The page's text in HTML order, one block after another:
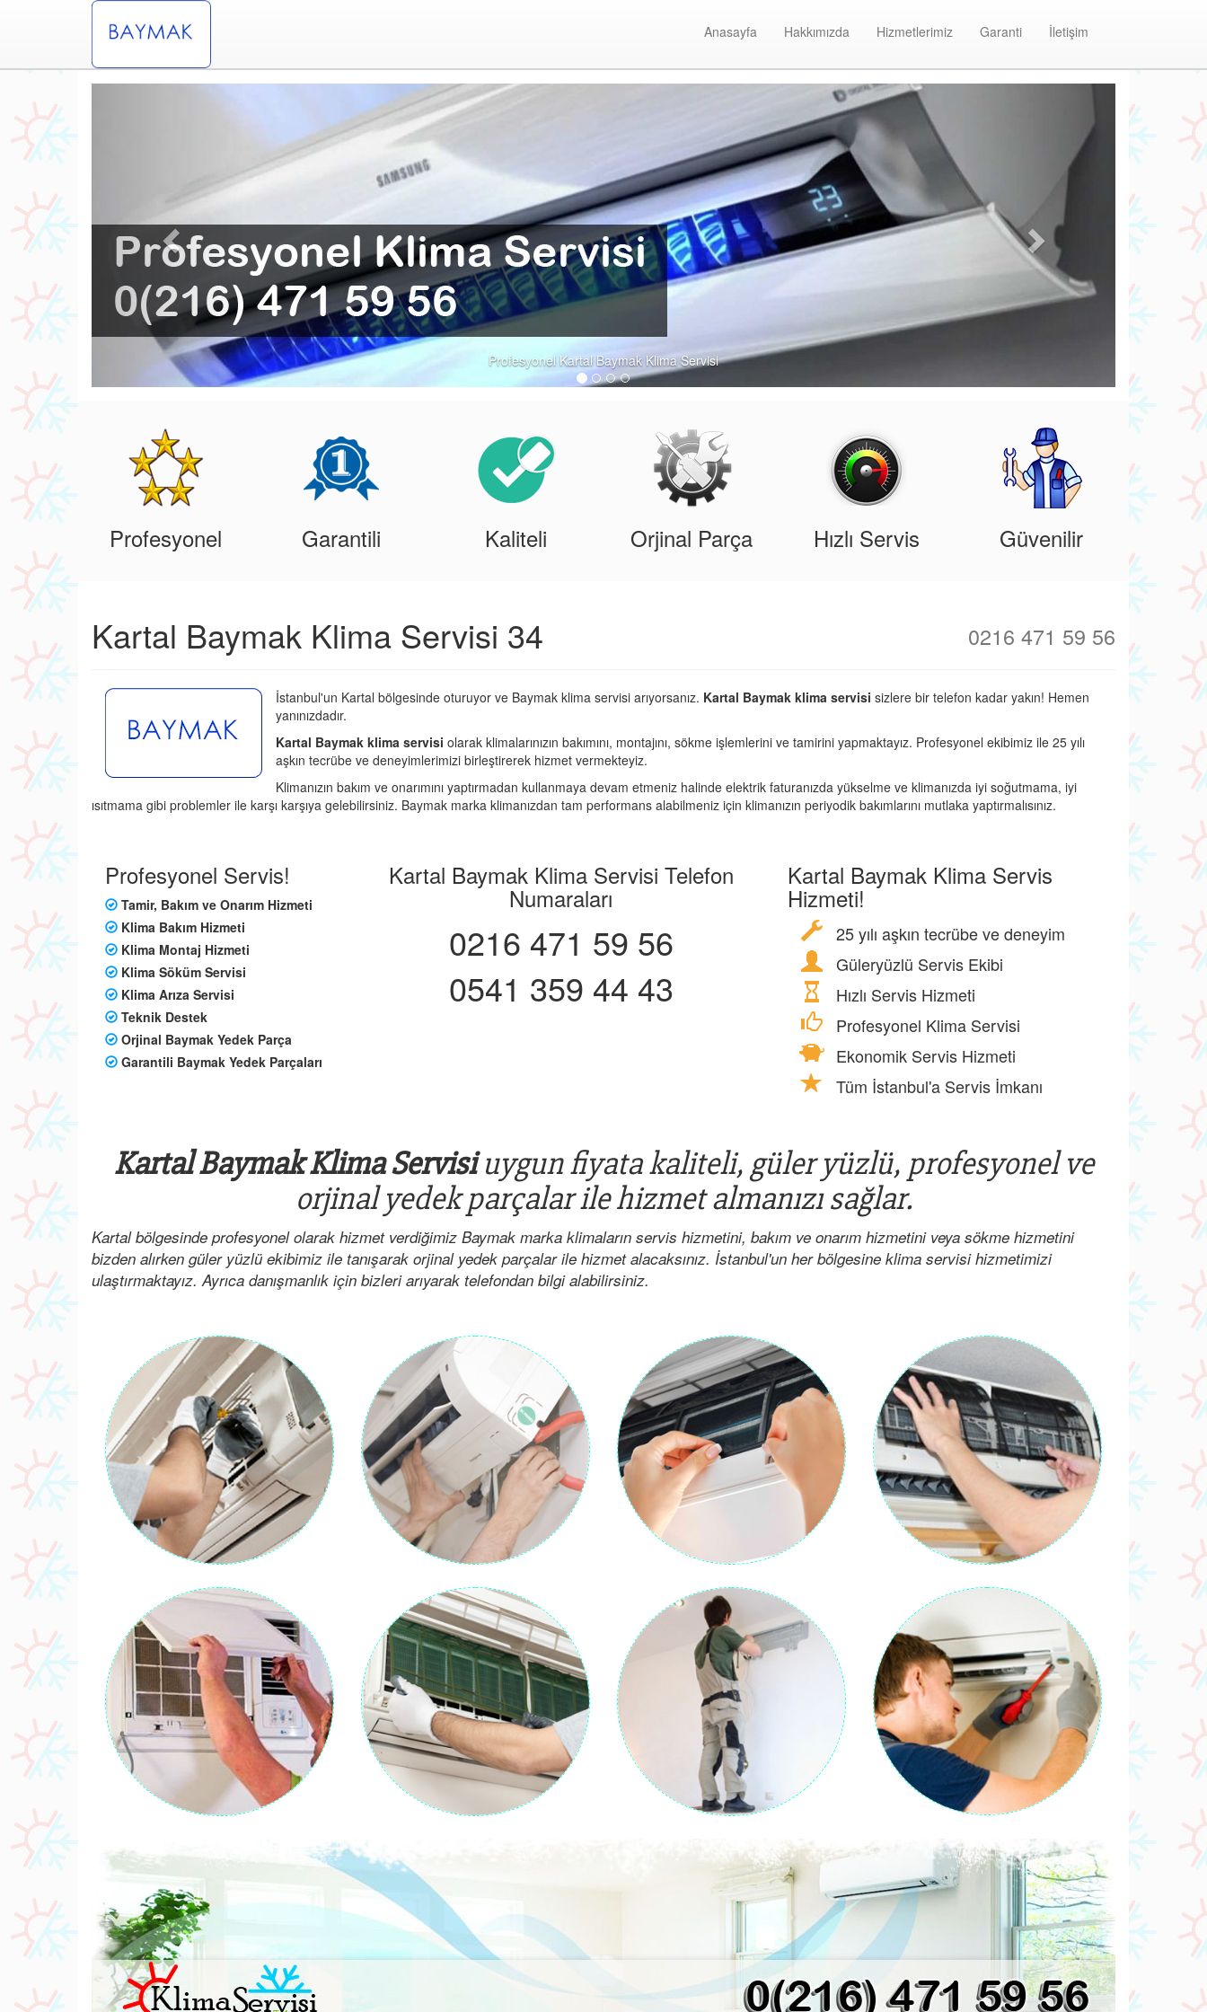
Anasayfa Hakkımızda Hizmetlerimiz Garanti İletişim
Kartal Baymak Klima Servisi
Profesyonel Garantili Kaliteli Orjinal Parça Hızlı Servis Güvenilir
Kartal Baymak Klima Servisi 34 0216 471 59 56
İstanbul'un Kartal bölgesinde oturuyor ve Baymak klima servisi arıyorsanız. Kartal Baymak klima servisi sizlere bir telefon kadar yakın! Hemen
yanınızdadır.
Kartal Baymak klima servisi olarak klimalarınızın bakımını, montajını, sökme işlemlerini ve tamirini yapmaktayız. Profesyonel ekibimiz ile 25 yılı
aşkın tecrübe ve deneyimlerimizi birleştirerek hizmet vermekteyiz.
Klimanızın bakım ve onarımını yaptırmadan kullanmaya devam etmeniz halinde elektrik faturanızda yükselme ve klimanızda iyi soğutmama, iyi
ısıtmama gibi problemler ile karşı karşıya gelebilirsiniz. Baymak marka klimanızdan tam performans alabilmeniz için klimanızın periyodik bakımlarını mutlaka yaptırmalısınız.
Profesyonel Servis!
Tamir, Bakım ve Onarım Hizmeti
Klima Bakım Hizmeti
Klima Montaj Hizmeti
Klima Söküm Servisi
Klima Arıza Servisi
Teknik Destek
Orjinal Baymak Yedek Parça
Garantili Baymak Yedek Parçaları
Kartal Baymak Klima Servisi Telefon
Numaraları
0216 471 59 56
0541 359 44 43
Kartal Baymak Klima Servis
Hizmeti!
25 yılı aşkın tecrübe ve deneyim
Güleryüzlü Servis Ekibi
Hızlı Servis Hizmeti
Profesyonel Klima Servisi
Ekonomik Servis Hizmeti
Tüm İstanbul'a Servis İmkanı
Kartal Baymak Klima Servisiuygun fiyata kaliteli, güler yüzlü, profesyonel ve
orjinal yedek parçalar ile hizmet almanızı sağlar.
Kartal bölgesinde profesyonel olarak hizmet verdiğimiz Baymak marka klimaların servis hizmetini, bakım ve onarım hizmetini veya sökme hizmetini
bizden alırken güler yüzlü ekibimiz ile tanışarak orjinal yedek parçalar ile hizmet alacaksınız. İstanbul'un her bölgesine klima servisi hizmetimizi
ulaştırmaktayız. Ayrıca danışmanlık için bizleri arıyarak telefondan bilgi alabilirsiniz.